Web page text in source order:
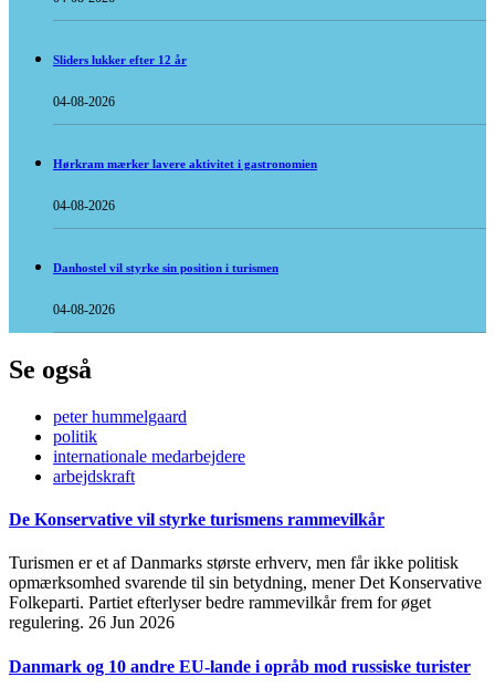
Sliders lukker efter 12 år
04-08-2026
Hørkram mærker lavere aktivitet i gastronomien
04-08-2026
Danhostel vil styrke sin position i turismen
04-08-2026
Se også
peter hummelgaard
politik
internationale medarbejdere
arbejdskraft
De Konservative vil styrke turismens rammevilkår
Turismen er et af Danmarks største erhverv, men får ikke politisk
opmærksomhed svarende til sin betydning, mener Det Konservative
Folkeparti. Partiet efterlyser bedre rammevilkår frem for øget
regulering. 26 Jun 2026
Danmark og 10 andre EU-lande i opråb mod russiske turister